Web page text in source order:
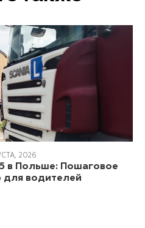
в Польше: Пошаговое
для водителей
2026